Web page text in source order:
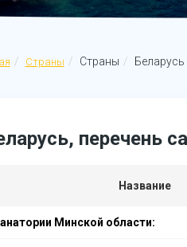
Страны Страны Беларусь
перечень
Название
Минской области: